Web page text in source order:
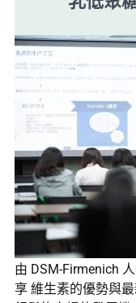
由 DSM-Firmenich
享 維生素的優勢與